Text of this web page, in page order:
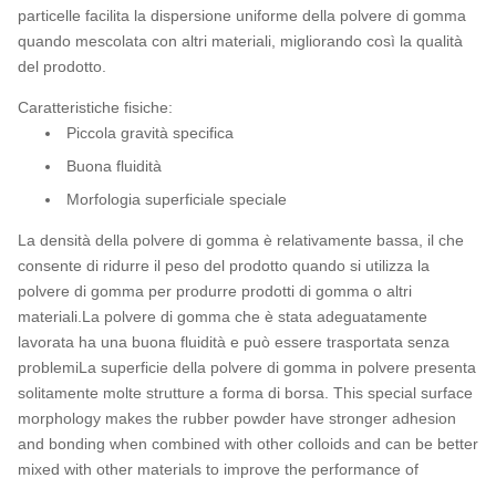
particelle facilita la dispersione uniforme della polvere di gomma
quando mescolata con altri materiali, migliorando così la qualità
del prodotto.
Caratteristiche fisiche:
Piccola gravità specifica
Buona fluidità
Morfologia superficiale speciale
La densità della polvere di gomma è relativamente bassa, il che
consente di ridurre il peso del prodotto quando si utilizza la
polvere di gomma per produrre prodotti di gomma o altri
materiali.La polvere di gomma che è stata adeguatamente
lavorata ha una buona fluidità e può essere trasportata senza
problemiLa superficie della polvere di gomma in polvere presenta
solitamente molte strutture a forma di borsa. This special surface
morphology makes the rubber powder have stronger adhesion
and bonding when combined with other colloids and can be better
mixed with other materials to improve the performance of